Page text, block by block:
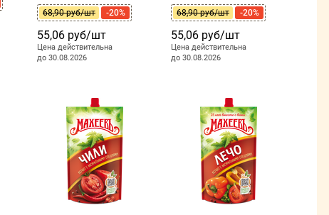
68,90 руб/шт -20%
55,06 руб/шт
Цена действительна
до 30.08.2026
68,90 руб/шт -20%
55,06 руб/шт
Цена действительна
до 30.08.2026